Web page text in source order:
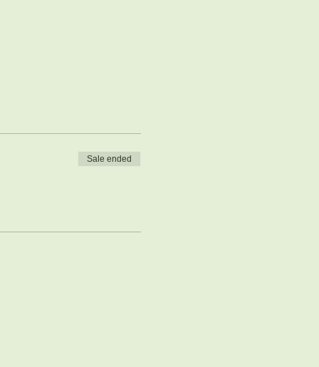
Sale ended